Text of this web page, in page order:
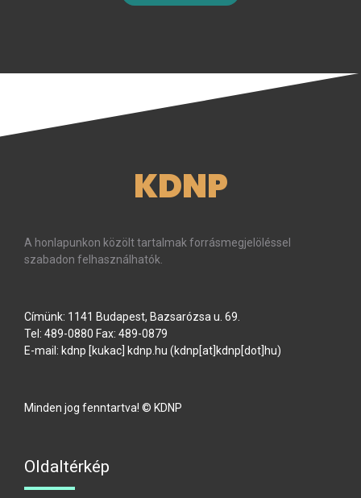
KDNP
A honlapunkon közölt tartalmak forrásmegjelöléssel
szabadon felhasználhatók.
Címünk: 1141 Budapest, Bazsarózsa u. 69.
Tel: 489-0880 Fax: 489-0879
E-mail: kdnp [kukac] kdnp hu (kdnp[at]kdnp[dot]hu)
Minden jog fenntartva! © KDNP
Oldaltérkép